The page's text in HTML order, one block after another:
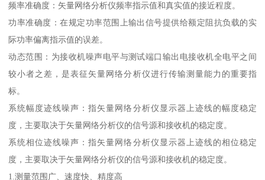
频率准确度：矢量网络分析仪频率指示值和真实值的接近程度。
功率准确度：在规定功率范围上输出信号提供给额定阻抗负载的实
际功率偏离指示值的误差。
动态范围：为接收机噪声电平与测试端口输出电接收机全电平之间
较小者之差，是表征矢量网络分析仪进行传输测量能力的重要指
标。
系统幅度迹线噪声：指矢量网络分析仪显示器上迹线的幅度稳定
度，主要取决于矢量网络分析仪的信号源和接收机的稳定度。
系统相位迹线噪声：指矢量网络分析仪显示器上迹线的相位稳定
度，主要取决于矢量网络分析仪的信号源和接收机的稳定度。
1.测量范围广、速度快、精度高